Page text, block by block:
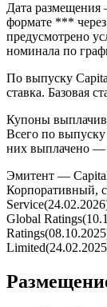
Дата размещения
формате ***
предусмотрено
номинала по
По выпуску
ставка. Базовая
Купоны
Всего по
них выплачено —
Эмитент —
Корпоративный,
Global